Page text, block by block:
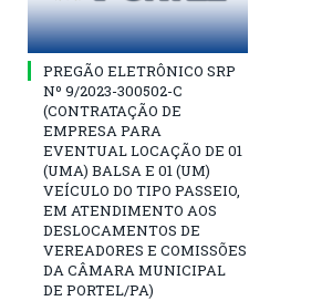
PREGÃO ELETRÔNICO SRP
Nº 9/2023-300502-C
(CONTRATAÇÃO DE
EMPRESA PARA
EVENTUAL LOCAÇÃO DE 01
(UMA) BALSA E 01 (UM)
VEÍCULO DO TIPO PASSEIO,
EM ATENDIMENTO AOS
DESLOCAMENTOS DE
VEREADORES E COMISSÕES
DA CÂMARA MUNICIPAL
DE PORTEL/PA)